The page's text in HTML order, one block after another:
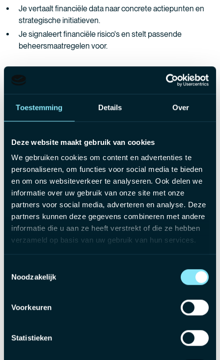
Toestemming Details Over
Deze website maakt gebruik van cookies
We gebruiken cookies om content en advertenties te
personaliseren, om functies voor social media te bieden
en om ons websiteverkeer te analyseren. Ook delen we
informatie over uw gebruik van onze site met onze
partners voor social media, adverteren en analyse. Deze
partners kunnen deze gegevens combineren met andere
informatie die u aan ze heeft verstrekt of die ze hebben
verzameld op basis van uw gebruik van hun services.
Noodzakelijk
Voorkeuren
Statistieken
Je vertaalt financiële data naar concrete actiepunten en
strategische initiatieven.
Je signaleert financiële risico's en stelt passende
beheersmaatregelen voor.
Wat verwachten wij van jou?
Je hebt een masterdiploma in een financiële richting en
minstens 8 jaar ervaring in Business Controlling binnen
Je hebt ervaring met ERP-implementaties, kennis van
Je communiceert helder en overtuigend in het Nederlands
Wat bieden wij jou?
Een zeer mooie maandverloning: €5000 - €7000 bruto /
maand afhankelijk van jouw kennis en ervaring.
Een plaats binnen een gezonde, groeiende organisatie
Een aantrekkelijk loonpakket, aangevuld met extralegale
hospitalisatieverzekering.